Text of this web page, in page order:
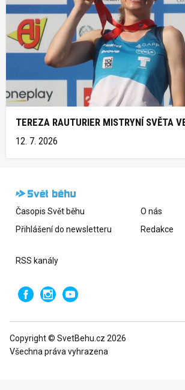
TEREZA RAUTURIER MISTRYNÍ SVĚTA
12. 7. 2026
Časopis Svět běhu
Přihlášení do newsletteru
O nás
Redakce
RSS kanály
Copyright © SvetBehu.cz 2026
Všechna práva vyhrazena